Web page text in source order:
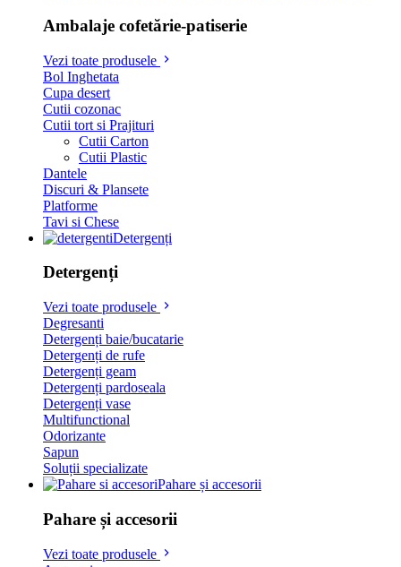
Ambalaje cofetărie-patiserie
Vezi toate produsele
Bol Inghetata
Cupa desert
Cutii cozonac
Cutii tort si Prajituri
Cutii Carton
Cutii Plastic
Dantele
Discuri & Plansete
Platforme
Tavi si Chese
Detergenți
Detergenți
Vezi toate produsele
Degresanti
Detergenți baie/bucatarie
Detergenți de rufe
Detergenți geam
Detergenți pardoseala
Detergenți vase
Multifunctional
Odorizante
Sapun
Soluții specializate
Pahare și accesorii
Pahare și accesorii
Vezi toate produsele